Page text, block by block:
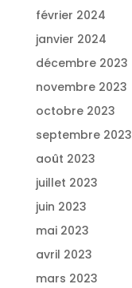
février 2024
janvier 2024
décembre 2023
novembre 2023
octobre 2023
septembre 2023
août 2023
juillet 2023
juin 2023
mai 2023
avril 2023
mars 2023